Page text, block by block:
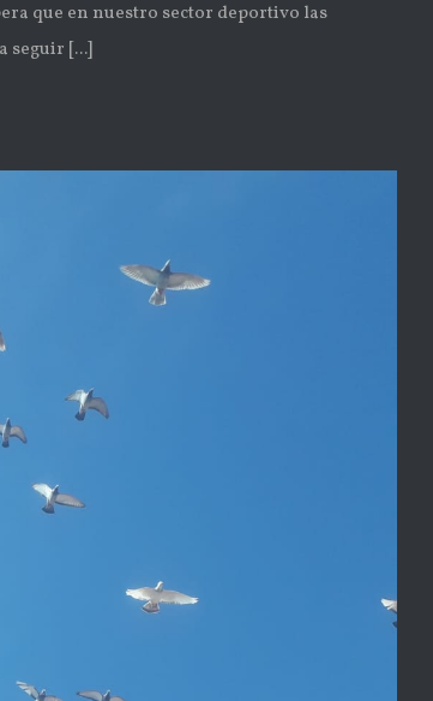
que en nuestro sector deportivo las
seguir [...]